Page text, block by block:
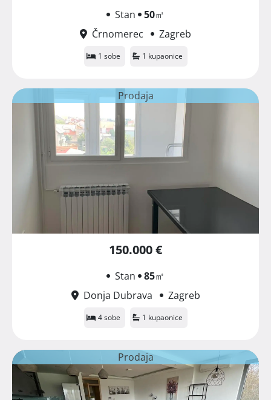
Stan 50㎡
Črnomerec
Zagreb
1 sobe 1 kupaonice
Prodaja
150.000 €
Stan 85㎡
Donja Dubrava
Zagreb
4 sobe 1 kupaonice
Prodaja